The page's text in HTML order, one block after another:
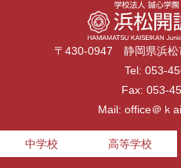
〒430-0947 静岡県浜松
Tel: 053-
Fax: 053-
Mail: office＠ｋ
中学校 高等学校